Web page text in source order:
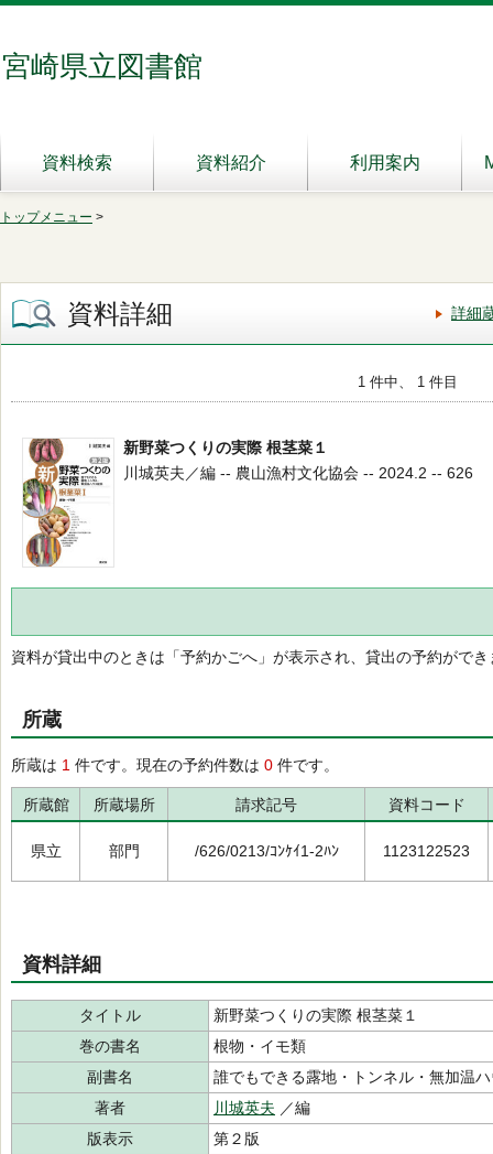
宮崎県立図書館
資料検索 資料紹介 利用案内
トップメニュー >
資料詳細 詳細
1 件中、 1 件目
新野菜つくりの実際 根茎菜１
川城英夫／編 -- 農山漁村文化協会 -- 2024.2 -- 626
資料が貸出中のときは「予約かごへ」が表示され、貸出の予約ができ
所蔵
所蔵は 1 件です。現在の予約件数は 0 件です。
所蔵館 所蔵場所 請求記号 資料コード
県立 部門 /626/0213/ｺﾝｹｲ1-2ﾊﾝ 1123122523
資料詳細
タイトル
新野菜つくりの実際 根茎菜１
巻の書名
根物・イモ類
副書名
誰でもできる露地・トンネル・無加温
著者
川城英夫 ／編
版表示
第２版